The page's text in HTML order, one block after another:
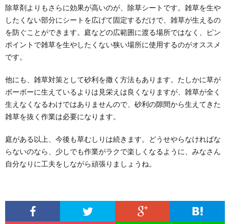
除草剤よりもさらに効果が高いのが、除草シートです。雑草を生や
したくない部分にシートを広げて固定するだけで、雑草が生えるの
を防ぐことができます。庭などの広範囲に渡る場所ではなく、ピン
ポイントで雑草を生やしたくない狭い場所に使用するのがオススメ
です。
他にも、雑草対策として砂利を撒く方法もあります。たしかに草が
ボーボーに生えているよりは見栄えは良くなりますが、雑草が全く
生えなくなるわけではありませんので、砂利の隙間から生えてきた
雑草を抜く作業は必要になります。
庭がある以上、今後も草むしりは続きます。どうせやらなければな
らないのなら、少しでも作業がラクで楽しくなるように、みなさん
自分なりに工夫をしながら頑張りましょうね。